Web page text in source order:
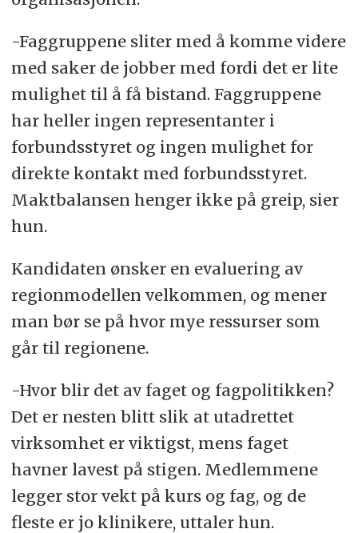
-Faggruppene sliter med å komme videre
med saker de jobber med fordi det er lite
mulighet til å få bistand. Faggruppene
har heller ingen representanter i
forbundsstyret og ingen mulighet for
direkte kontakt med forbundsstyret.
Maktbalansen henger ikke på greip, sier
hun.
Kandidaten ønsker en evaluering av
regionmodellen velkommen, og mener
man bør se på hvor mye ressurser som
går til regionene.
-Hvor blir det av faget og fagpolitikken?
Det er nesten blitt slik at utadrettet
virksomhet er viktigst, mens faget
havner lavest på stigen. Medlemmene
legger stor vekt på kurs og fag, og de
fleste er jo klinikere, uttaler hun.